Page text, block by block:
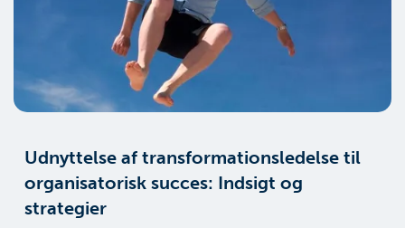
Udnyttelse af transformationsledelse til
organisatorisk succes: Indsigt og
strategier